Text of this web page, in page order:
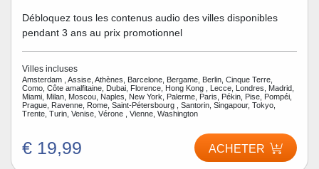
Débloquez tous les contenus audio des villes disponibles
pendant 3 ans au prix promotionnel
Villes incluses
Amsterdam , Assise, Athènes, Barcelone, Bergame, Berlin, Cinque Terre,
Como, Côte amalfitaine, Dubai, Florence, Hong Kong , Lecce, Londres, Madrid,
Miami, Milan, Moscou, Naples, New York, Palerme, Paris, Pékin, Pise, Pompéi,
Prague, Ravenne, Rome, Saint-Pétersbourg , Santorin, Singapour, Tokyo,
Trente, Turin, Venise, Vérone , Vienne, Washington
€ 19,99 ACHETER